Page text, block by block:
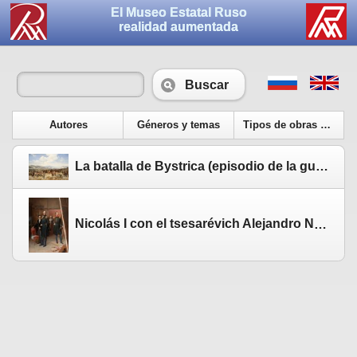
El Museo Estatal Ruso
realidad aumentada
Buscar
Autores Géneros y temas Tipos de obras de arte
La batalla de Bystrica (episodio de la guerra ruso-húngara de 1849). 1881
Nicolás I con el tsesarévich Alejandro Nikoláievich en el taller del pintor en 1854. 1884